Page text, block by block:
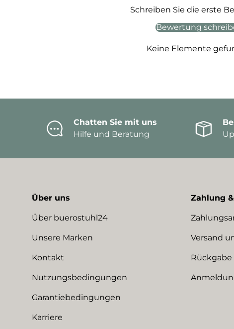
Schreiben Sie die erste
Bewertung
Keine Elemente
Chatten Sie mit uns
Hilfe und Beratung
Über uns
Über buerostuhl24
Unsere Marken
Kontakt
Nutzungsbedingungen
Garantiebedingungen
Karriere
Zahlung
Versand